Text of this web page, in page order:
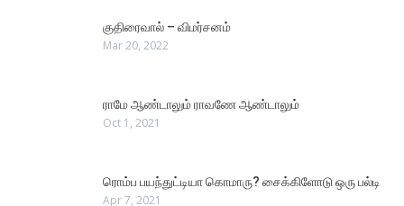
குதிரைவால் – விமர்சனம்
Mar 20, 2022
ராமே ஆண்டாலும் ராவணே ஆண்டாலும்
Oct 1, 2021
ரொம்ப பயந்துட்டியா கொமாரு? சைக்கிளோடு ஒரு பல்டி
Apr 7, 2021